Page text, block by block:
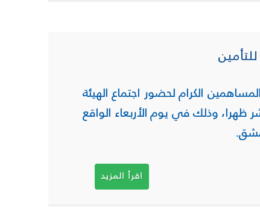
الكرام لحضور اجتماع الهيئة
ظهرا، وذلك في يوم الأربعاء الواقع
.
اقرأ المزيد